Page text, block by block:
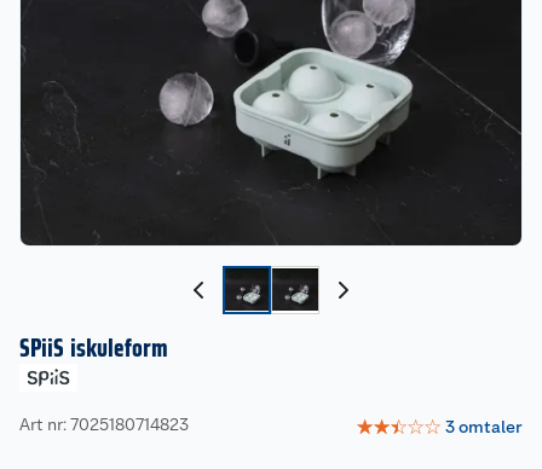
SPiiS iskuleform
Art nr: 7025180714823 ☆☆☆☆☆ 3omtaler